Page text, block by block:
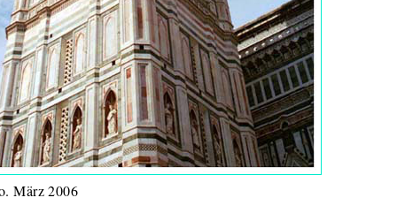
März 2006